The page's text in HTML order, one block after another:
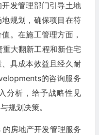
发管理部门引导土地
规划，确保项目在符
。在施工管理方面，
大翻新工程和新住宅
具成本效益且经久耐
的咨询服务
分析，给予战略性见
规划决策。
房地产开发管理服务